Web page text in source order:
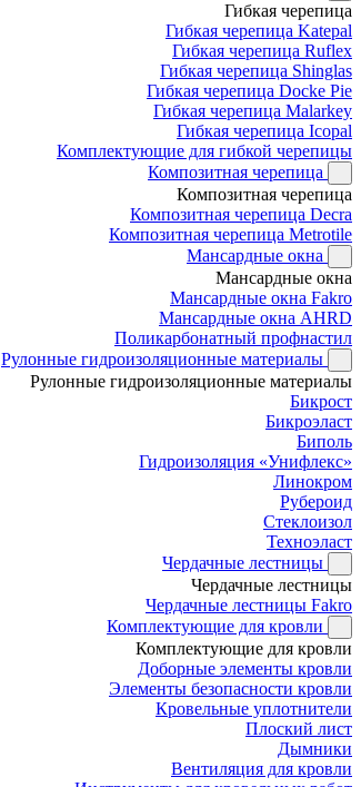
Гибкая черепица
Гибкая черепица Katepal
Гибкая черепица Ruflex
Гибкая черепица Shinglas
Гибкая черепица Docke Pie
Гибкая черепица Malarkey
Гибкая черепица Icopal
Комплектующие для гибкой черепицы
Композитная черепица
Композитная черепица
Композитная черепица Decra
Композитная черепица Metrotile
Мансардные окна
Мансардные окна
Мансардные окна Fakro
Мансардные окна AHRD
Поликарбонатный профнастил
Рулонные гидроизоляционные материалы
Рулонные гидроизоляционные материалы
Бикрост
Бикроэласт
Биполь
Гидроизоляция «Унифлекс»
Линокром
Рубероид
Стеклоизол
Техноэласт
Чердачные лестницы
Чердачные лестницы
Чердачные лестницы Fakro
Комплектующие для кровли
Комплектующие для кровли
Доборные элементы кровли
Элементы безопасности кровли
Кровельные уплотнители
Плоский лист
Дымники
Вентиляция для кровли